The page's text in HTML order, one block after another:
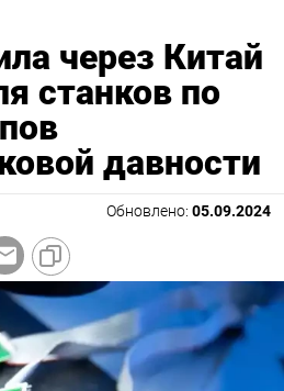
через Китай
станков по
давности
Обновлено: 05.09.2024